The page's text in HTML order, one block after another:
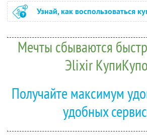
Узнай, как воспользоваться
Мечты сбываются
Эlixir
Получайте максимум
удобных